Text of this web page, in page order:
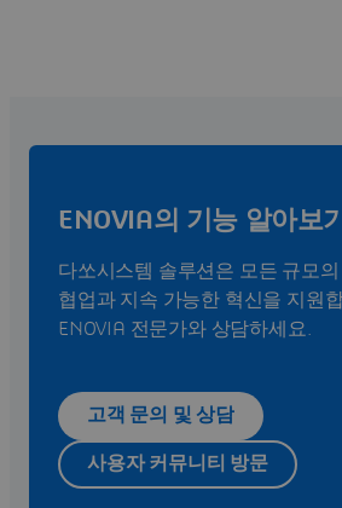
ENOVIA의 기능 알아보기
다쏘시스템 솔루션은 모든 규모
협업과 지속 가능한 혁신을 지원
ENOVIA 전문가와 상담하세요.
고객 문의 및 상담
사용자 커뮤니티 방문